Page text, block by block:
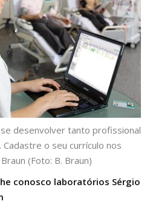
desenvolver tanto profissional
o seu currículo nos
(Foto: B. Braun)
conosco laboratórios Sérgio